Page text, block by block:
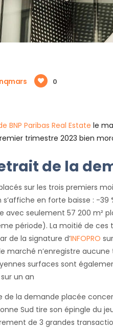
0
BNP Paribas Real Estate le
trimestre 2023 bien
de la
sur les trois premiers
s’affiche en forte baisse : -39
avec seulement 57 200 m²
période). La moitié de ces
de la signature d’INFOPRO
marché n’enregistre
surfaces sont
un an
de la demande placée
Sud tire son épingle du
de 3 grandes